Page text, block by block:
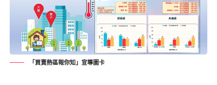
「買賣熱區報你知」宣導圖卡